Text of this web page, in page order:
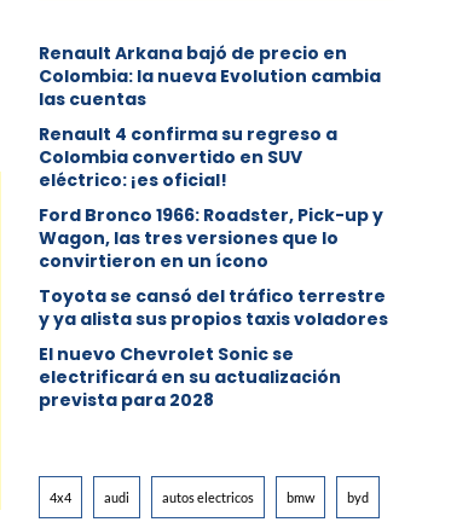
Renault Arkana bajó de precio en
Colombia: la nueva Evolution cambia
las cuentas
Renault 4 confirma su regreso a
Colombia convertido en SUV
eléctrico: ¡es oficial!
Ford Bronco 1966: Roadster, Pick-up y
Wagon, las tres versiones que lo
convirtieron en un ícono
Toyota se cansó del tráfico terrestre
y ya alista sus propios taxis voladores
El nuevo Chevrolet Sonic se
electrificará en su actualización
prevista para 2028
4x4 audi autos electricos bmw byd